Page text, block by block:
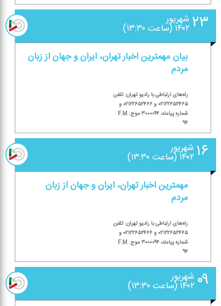
۲۳ شهریور
۱۴۰۲ (ساعت ۱۳:۳۰)
بیان مهمترین اخبار تهران، ایران و جهان از زبان
مردم
راه‌های ارتباطی با رادیو تهران: تلفن
۰۲۱۲۲۶۵۲۴۶۵ و ۰۲۱۲۲۶۵۲۴۶۶ و
شماره پیامك ۳۰۰۰۰۹۴ موج: F.M
۹۴
۱۶ شهریور
۱۴۰۲ (ساعت ۱۳:۳۰)
مهمترین اخبار تهران، ایران و جهان از زبان
مردم
راه‌های ارتباطی با رادیو تهران: تلفن
۰۲۱۲۲۶۵۲۴۶۵ و ۰۲۱۲۲۶۵۲۴۶۶ و
شماره پیامك ۳۰۰۰۰۹۴ موج: F.M
۹۴
۰۹ شهریور
۱۴۰۲ (ساعت ۱۳:۳۰)